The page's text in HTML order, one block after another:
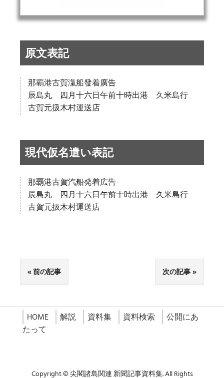
原文表記
那覇港古賀滊船發着廣告
辰島丸 四月十六日午前十時出港 久米島行
古賀元扱木村運送店
現代仮名遣い表記
那覇港古賀汽船発着広告
辰島丸 四月十六日午前十時出港 久米島行
古賀元扱木村運送店
前の記事 次の記事
HOME 解説 資料集 資料検索
公開にあ
たって
Copyright © 尖閣諸島関連 新聞記事資料集. All Rights